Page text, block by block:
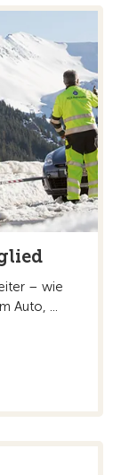
– wie
Auto, ...